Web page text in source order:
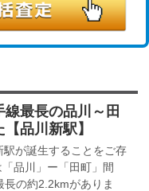
線最長の品川～田
品川新駅】
が誕生することをご存
品川」ー「田町」間
の約2.2kmがありま